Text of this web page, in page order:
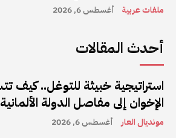
ملفات عربية أغسطس 6, 2026
أحدث المقالات
استراتيجية خبيثة للتوغل.. كيف
الإخوان إلى مفاصل الدولة
مونديال العار أغسطس 6, 2026